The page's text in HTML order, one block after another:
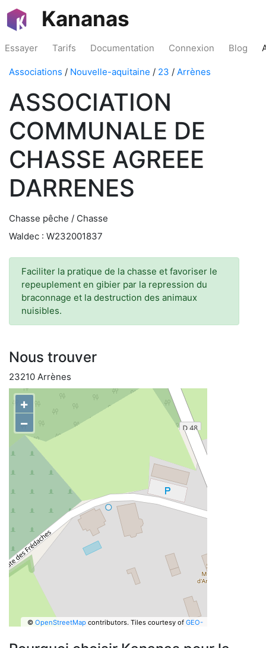
Kananas
Essayer Tarifs Documentation Connexion Blog
Associations / Nouvelle-aquitaine / 23 / Arrènes
ASSOCIATION
COMMUNALE DE
CHASSE AGREEE
DARRENES
Chasse pêche / Chasse
Waldec : W232001837
Faciliter la pratique de la chasse et favoriser le
repeuplement en gibier par la repression du
braconnage et la destruction des animaux
nuisibles.
Nous trouver
23210 Arrènes
+
−
© OpenStreetMapcontributors. Tiles courtesy of GEO-